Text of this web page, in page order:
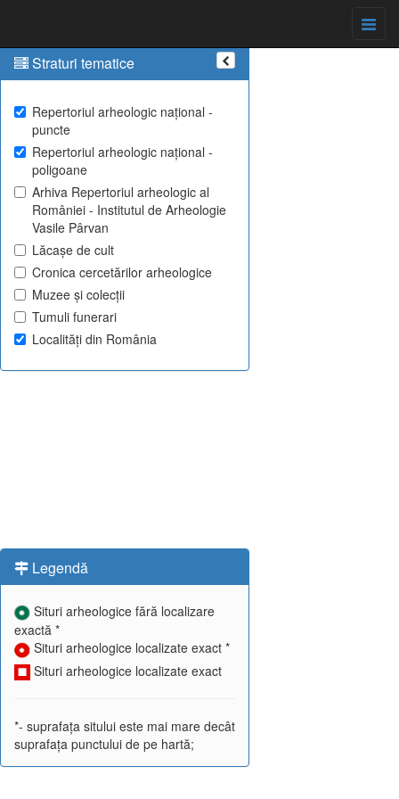
Straturi tematice
Repertoriul arheologic național -
puncte
Repertoriul arheologic național -
poligoane
Arhiva Repertoriul arheologic al
României - Institutul de Arheologie
Vasile Pârvan
Lăcașe de cult
Cronica cercetărilor arheologice
Muzee și colecții
Tumuli funerari
Localități din România
Legendă
Situri arheologice fără localizare
exactă *
Situri arheologice localizate exact *
Situri arheologice localizate exact
*- suprafața sitului este mai mare decât
suprafața punctului de pe hartă;